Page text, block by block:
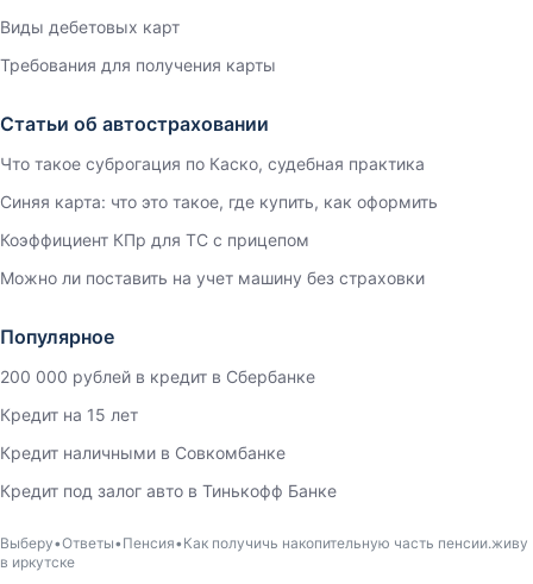
Виды дебетовых карт
Требования для получения карты
Статьи об автостраховании
Что такое суброгация по Каско, судебная практика
Синяя карта: что это такое, где купить, как оформить
Коэффициент КПр для ТС с прицепом
Можно ли поставить на учет машину без страховки
Популярное
200 000 рублей в кредит в Сбербанке
Кредит на 15 лет
Кредит наличными в Совкомбанке
Кредит под залог авто в Тинькофф Банке
Выберу Ответы Пенсия Как получичь накопительную часть пенсии.живу
в иркутске